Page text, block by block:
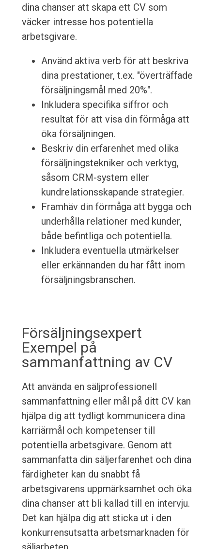
dina chanser att skapa ett CV som
väcker intresse hos potentiella
arbetsgivare.
Använd aktiva verb för att beskriva
dina prestationer, t.ex. "överträffade
försäljningsmål med 20%".
Inkludera specifika siffror och
resultat för att visa din förmåga att
öka försäljningen.
Beskriv din erfarenhet med olika
försäljningstekniker och verktyg,
såsom CRM-system eller
kundrelationsskapande strategier.
Framhäv din förmåga att bygga och
underhålla relationer med kunder,
både befintliga och potentiella.
Inkludera eventuella utmärkelser
eller erkännanden du har fått inom
försäljningsbranschen.
Försäljningsexpert
Exempel på
sammanfattning av CV
Att använda en säljprofessionell
sammanfattning eller mål på ditt CV kan
hjälpa dig att tydligt kommunicera dina
karriärmål och kompetenser till
potentiella arbetsgivare. Genom att
sammanfatta din säljerfarenhet och dina
färdigheter kan du snabbt få
arbetsgivarens uppmärksamhet och öka
dina chanser att bli kallad till en intervju.
Det kan hjälpa dig att sticka ut i den
konkurrensutsatta arbetsmarknaden för